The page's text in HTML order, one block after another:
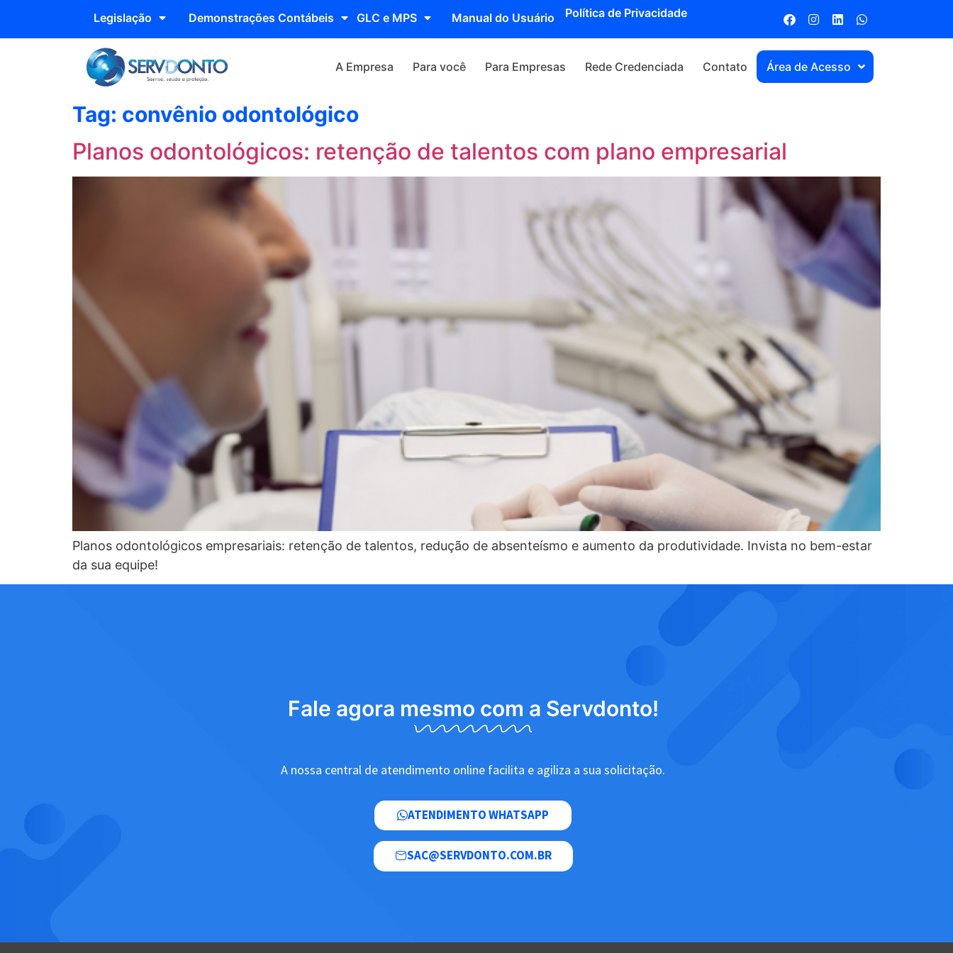
Legislação Demonstrações Contábeis GLC e MPS Manual do Usuário Política de Privacidade
A Empresa Para você Para Empresas Rede Credenciada Contato Área de Acesso
Tag: convênio odontológico
Planos odontológicos: retenção de talentos com plano empresarial
Planos odontológicos empresariais: retenção de talentos, redução de absenteísmo e aumento da produtividade. Invista no bem-estar
da sua equipe!
Fale agora mesmo com a Servdonto!
A nossa central de atendimento online facilita e agiliza a sua solicitação.
ATENDIMENTO WHATSAPP
SAC@SERVDONTO.COM.BR